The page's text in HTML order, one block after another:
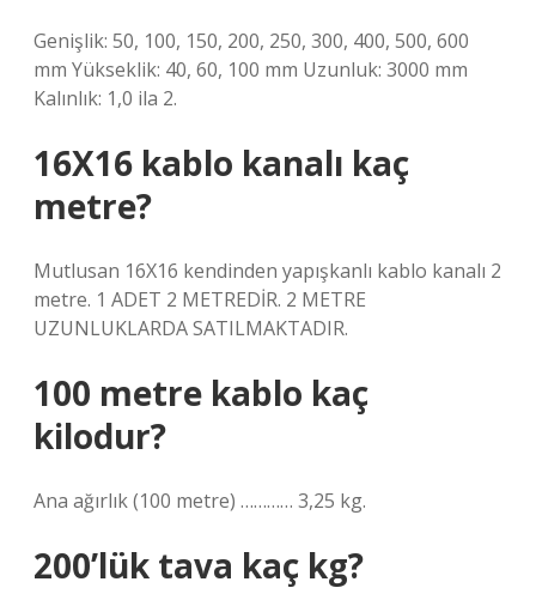
Genişlik: 50, 100, 150, 200, 250, 300, 400, 500, 600
mm Yükseklik: 40, 60, 100 mm Uzunluk: 3000 mm
Kalınlık: 1,0 ila 2.
16X16 kablo kanalı kaç
metre?
Mutlusan 16X16 kendinden yapışkanlı kablo kanalı 2
metre. 1 ADET 2 METREDİR. 2 METRE
UZUNLUKLARDA SATILMAKTADIR.
100 metre kablo kaç
kilodur?
Ana ağırlık (100 metre) ………… 3,25 kg.
200’lük tava kaç kg?